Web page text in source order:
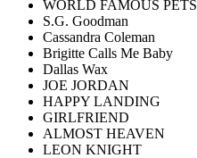
WORLD FAMOUS PETS
S.G. Goodman
Cassandra Coleman
Brigitte Calls Me Baby
Dallas Wax
JOE JORDAN
HAPPY LANDING
GIRLFRIEND
ALMOST HEAVEN
LEON KNIGHT